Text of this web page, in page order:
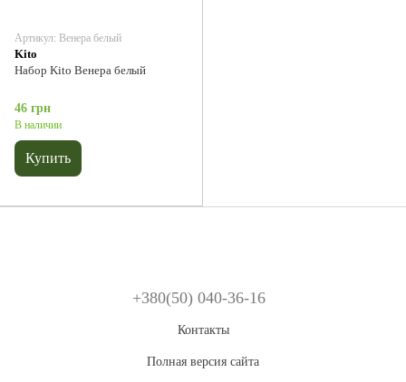
Артикул: Венера белый
Kito
Набор Kito Венера белый
46 грн
В наличии
Купить
+380(50) 040-36-16
Контакты
Полная версия сайта